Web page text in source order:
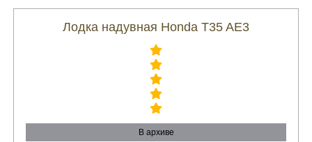
Лодка надувная Honda T35 AE3
В архиве